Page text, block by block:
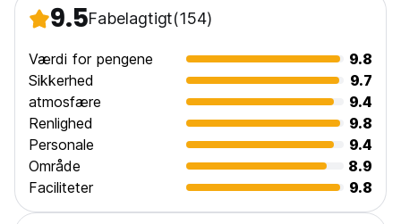
9.5Fabelagtigt(154)
Værdi for pengene
9.8
Sikkerhed
9.7
atmosfære
9.4
Renlighed
9.8
Personale
9.4
Område
8.9
Faciliteter
9.8